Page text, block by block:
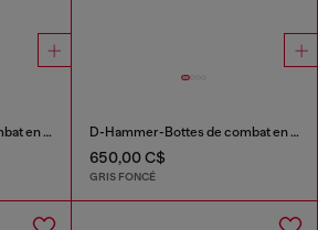
D-Hammer-Bottes de combat en denim et daim D-Hammer-Bottes de combat en denim et cuir
650,00 C$
GRIS FONCÉ